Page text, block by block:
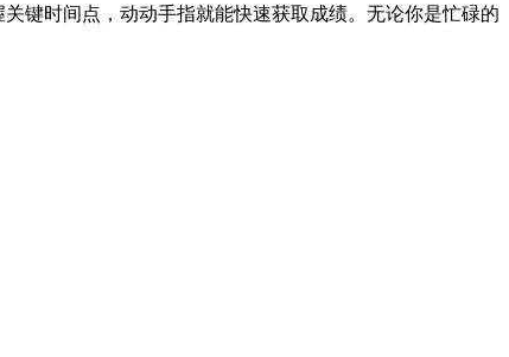
键时间点，动动手指就能快速获取成绩。无论你是忙碌的